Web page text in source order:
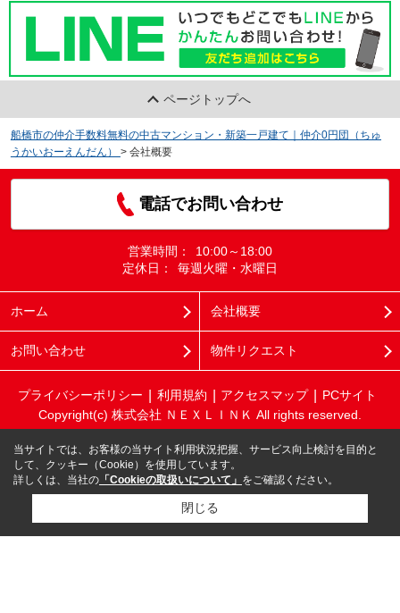
ページトップへ
船橋市の仲介手数料無料の中古マンション・新築一戸建て｜仲介0円団（ちゅ
うかいおーえんだん）
> 会社概要
電話でお問い合わせ
営業時間：
10:00～18:00
定休日：
毎週火曜・水曜日
ホーム 会社概要
お問い合わせ 物件リクエスト
プライバシーポリシー 利用規約 アクセスマップ
PCサイト
Copyright(c) 株式会社 ＮＥＸＬＩＮＫ All rights reserved.
当サイトでは、お客様の当サイト利用状況把握、サービス向上検討を目的と
して、クッキー（Cookie）を使用しています。
詳しくは、当社の 「Cookieの取扱いについて」 をご確認ください。
閉じる